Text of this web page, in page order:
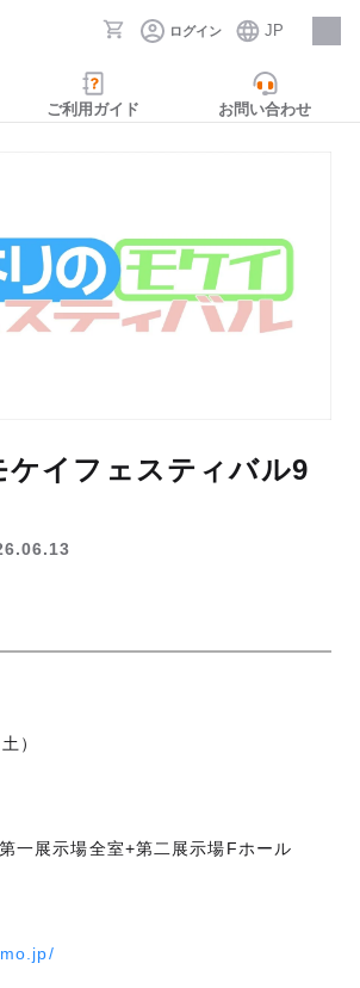
ログイン JP
採用情報
ご利用ガイド お問い合わせ
ケイフェスティバル9
）
一展示場全室+第二展示場Fホール